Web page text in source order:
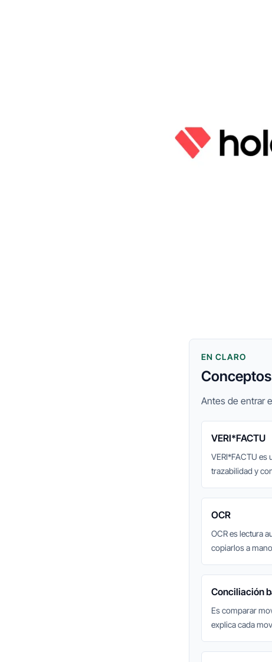
EN CLARO
Antes de entrar
VERI*FACTU
VERI*FACTU es
trazabilidad y
OCR
OCR es lectura
copiarlos a
Conciliación
Es comparar
explica cada